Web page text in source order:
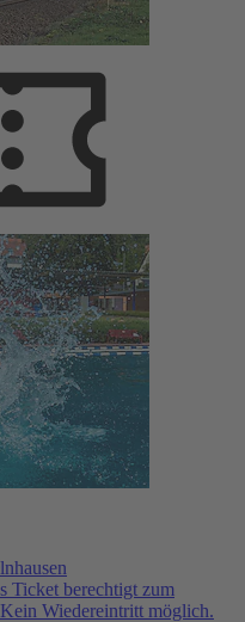
Ticket berechtigt zum
Wiedereintritt möglich.